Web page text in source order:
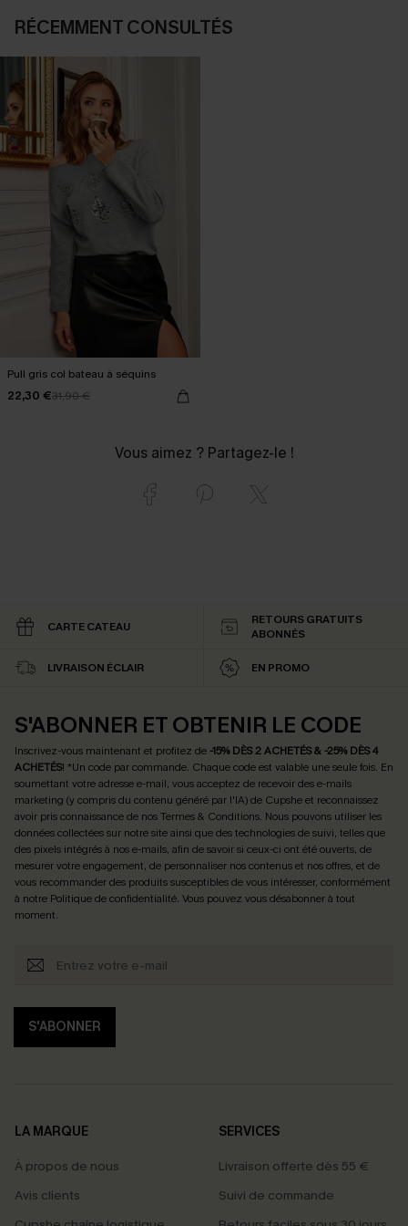
RÉCEMMENT CONSULTÉS
Pull gris col bateau à séquins
22,30 €31,90 €
Vous aimez ? Partagez-le !
CARTE CATEAU
RETOURS GRATUITS
ABONNÉS
LIVRAISON ÉCLAIR EN PROMO
S'ABONNER ET OBTENIR LE CODE
Inscrivez-vous maintenant et profitez de -15% DÈS 2 ACHETÉS & -25% DÈS 4
ACHETÉS! *Un code par commande. Chaque code est valable une seule fois. En
soumettant votre adresse e-mail, vous acceptez de recevoir des e-mails
marketing (y compris du contenu généré par l'IA) de Cupshe et reconnaissez
avoir pris connaissance de nosTermes & Conditions. Nous pouvons utiliser les
données collectées sur notre site ainsi que des technologies de suivi, telles que
des pixels intégrés à nos e-mails, afin de savoir si ceux-ci ont été ouverts, de
mesurer votre engagement, de personnaliser nos contenus et nos offres, et de
vous recommander des produits susceptibles de vous intéresser, conformément
à notre Politique de confidentialité. Vous pouvez vous désabonner à tout
moment.
S'ABONNER
LA MARQUE
À propos de nous
Avis clients
SERVICES
Livraison offerte dès 55 €
Suivi de commande